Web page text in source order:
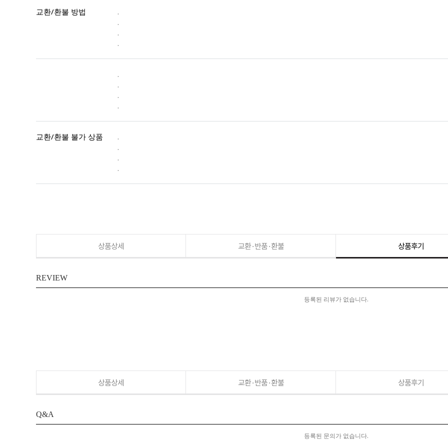
교환/환불 방법
.
.
.
.
.
.
.
.
교환/환불 불가 상품
.
.
.
.
상품상세 교환·반품·환불 상품후기
REVIEW
등록된 리뷰가 없습니다.
상품상세 교환·반품·환불 상품후기
Q&A
등록된 문의가 없습니다.